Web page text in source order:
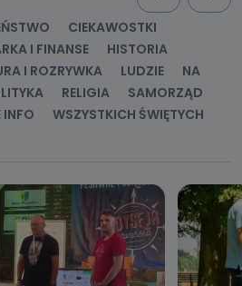
CIEKAWOSTKI
I FINANSE
HISTORIA
I ROZRYWKA LUDZIE
NA
RELIGIA
SAMORZĄD
INFO
WSZYSTKICH ŚWIĘTYCH